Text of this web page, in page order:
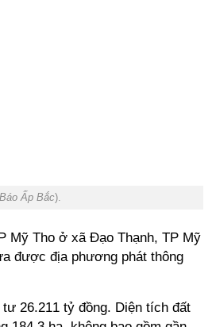
Báo Ấp Bắc).
Mỹ Tho ở xã Đạo Thạnh, TP Mỹ
được địa phương phát thông
26.211 tỷ đồng. Diện tích đất